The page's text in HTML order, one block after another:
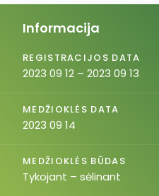
Informacija
REGISTRACIJOS DATA
2023 09 12 – 2023 09 13
MEDŽIOKLĖS DATA
2023 09 14
MEDŽIOKLĖS BŪDAS
Tykojant – sėlinant